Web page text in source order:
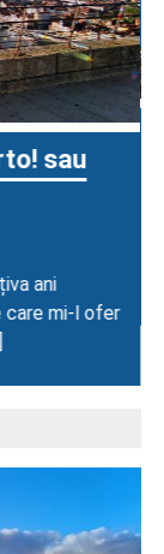
sau
ani
care mi-l ofer